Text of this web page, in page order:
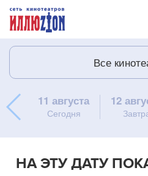
Все
11 августа
Сегодня
12
НА ЭТУ ДАТУ